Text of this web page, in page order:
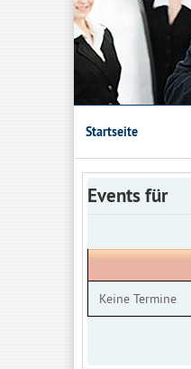
Startseite
Events für
Keine Termine